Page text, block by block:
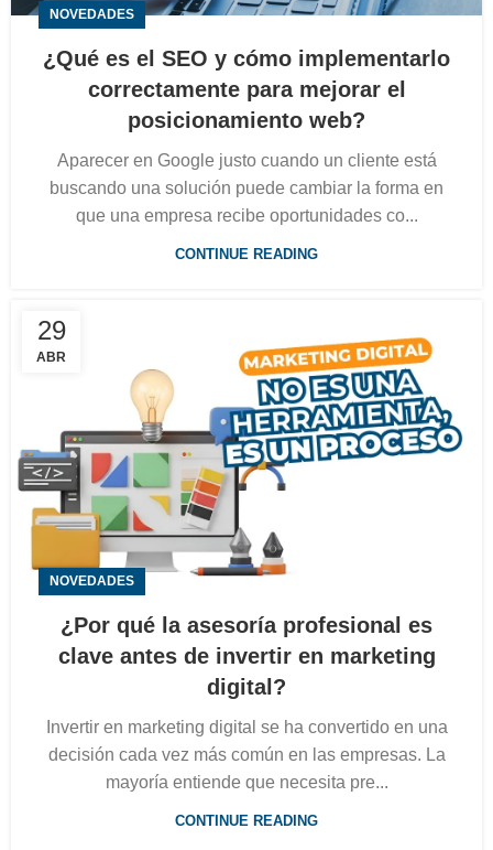
NOVEDADES
¿Qué es el SEO y cómo implementarlo
correctamente para mejorar el
posicionamiento web?
Aparecer en Google justo cuando un cliente está
buscando una solución puede cambiar la forma en
que una empresa recibe oportunidades co...
CONTINUE READING
29
ABR
NOVEDADES
¿Por qué la asesoría profesional es
clave antes de invertir en marketing
digital?
Invertir en marketing digital se ha convertido en una
decisión cada vez más común en las empresas. La
mayoría entiende que necesita pre...
CONTINUE READING